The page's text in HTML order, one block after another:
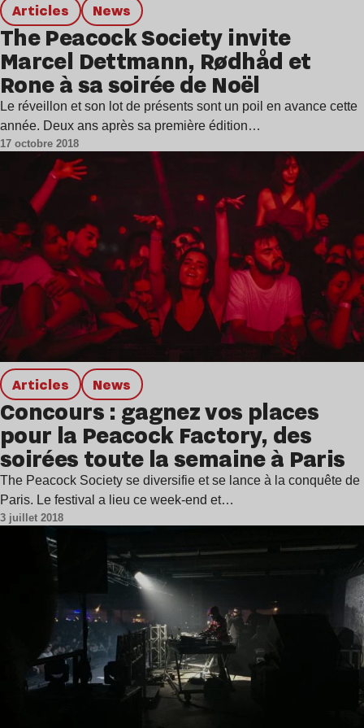
Articles news
The Peacock Society invite
Marcel Dettmann, Rødhåd et
Rone à sa soirée de Noël
Le réveillon et son lot de présents sont un poil en avance cette
année. Deux ans après sa première édition…
17 octobre 2018
Articles news
Concours : gagnez vos places
pour la Peacock Factory, des
soirées toute la semaine à Paris
The Peacock Society se diversifie et se lance à la conquête de
Paris. Le festival a lieu ce week-end et…
3 juillet 2018